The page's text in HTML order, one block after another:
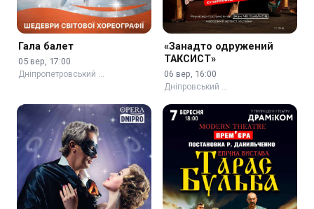
Гала балет
05 вер, 17:00
Дніпропетровський …
«Занадто одружений
ТАКСИСТ»
06 вер, 16:00
Дніпровський …